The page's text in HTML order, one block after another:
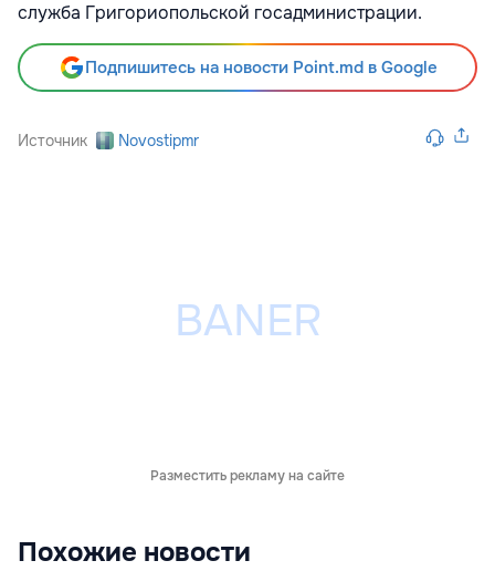
служба Григориопольской госадминистрации.
Подпишитесь на новости Point.md в Google
Источник Novostipmr
Разместить рекламу на сайте
Похожие новости